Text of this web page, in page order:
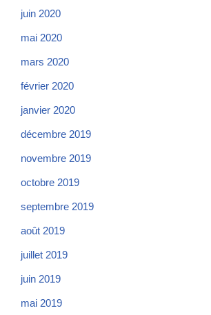
juin 2020
mai 2020
mars 2020
février 2020
janvier 2020
décembre 2019
novembre 2019
octobre 2019
septembre 2019
août 2019
juillet 2019
juin 2019
mai 2019